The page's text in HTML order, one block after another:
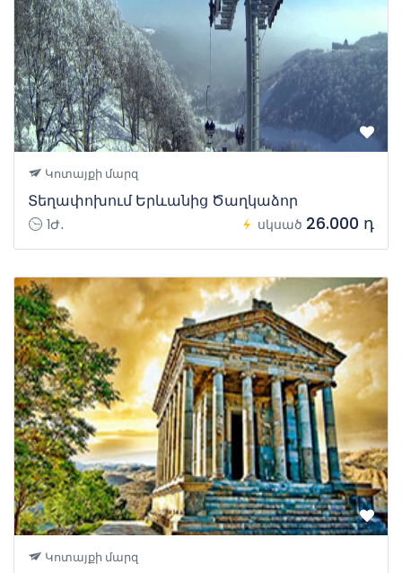
Կոտայքի մարզ
Տեղափոխում Երևանից Ծաղկաձոր
1Ժ․ սկսած 26.000 դ
Կոտայքի մարզ